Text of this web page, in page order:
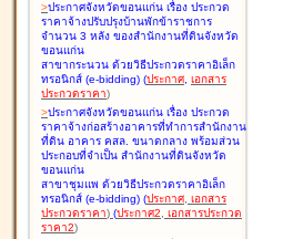
>ประกาศจังหวัดขอนแก่น เรื่อง ประกวด
ราคาจ้างปรับปรุงบ้านพักข้าราชการ
จำนวน 3 หลัง ของสำนักงานที่ดินจังหวัด
ขอนแก่น
สาขากระนวน ด้วยวิธีประกวดราคาอิเล็ก
ทรอนิกส์ (e-bidding) (ประกาศ, เอกสาร
ประกวดราคา)
>ประกาศจังหวัดขอนแก่น เรื่อง ประกวด
ราคาจ้างก่อสร้างอาคารที่ทำการสำนักงาน
ที่ดิน อาคาร คสล. ขนาดกลาง พร้อมส่วน
ประกอบที่จำเป็น สำนักงานที่ดินจังหวัด
ขอนแก่น
สาขาชุมแพ ด้วยวิธีประกวดราคาอิเล็ก
ทรอนิกส์ (e-bidding) (ประกาศ, เอกสาร
ประกวดราคา) (ประกาศ2, เอกสารประกวด
ราคา2)